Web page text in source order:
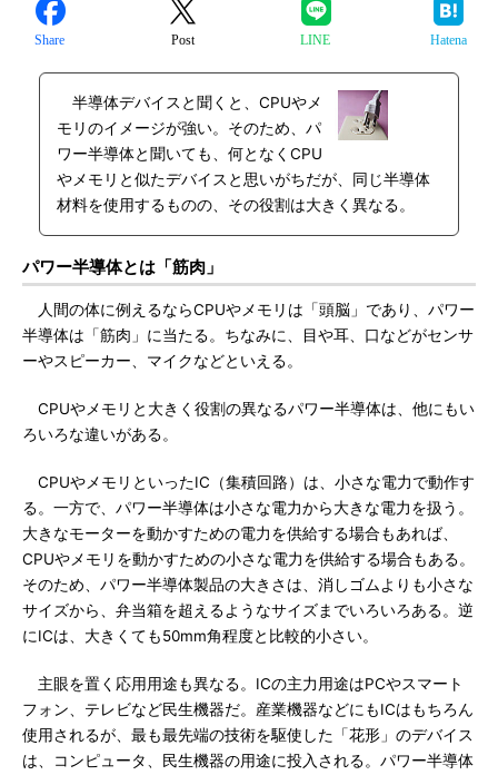
Share Post LINE Hatena
半導体デバイスと聞くと、CPUやメ
モリのイメージが強い。そのため、パ
ワー半導体と聞いても、何となくCPU
やメモリと似たデバイスと思いがちだが、同じ半導体
材料を使用するものの、その役割は大きく異なる。
パワー半導体とは「筋肉」
人間の体に例えるならCPUやメモリは「頭脳」であり、パワー
半導体は「筋肉」に当たる。ちなみに、目や耳、口などがセンサ
ーやスピーカー、マイクなどといえる。
CPUやメモリと大きく役割の異なるパワー半導体は、他にもい
ろいろな違いがある。
CPUやメモリといったIC（集積回路）は、小さな電力で動作す
る。一方で、パワー半導体は小さな電力から大きな電力を扱う。
大きなモーターを動かすための電力を供給する場合もあれば、
CPUやメモリを動かすための小さな電力を供給する場合もある。
そのため、パワー半導体製品の大きさは、消しゴムよりも小さな
サイズから、弁当箱を超えるようなサイズまでいろいろある。逆
にICは、大きくても50mm角程度と比較的小さい。
主眼を置く応用用途も異なる。ICの主力用途はPCやスマート
フォン、テレビなど民生機器だ。産業機器などにもICはもちろん
使用されるが、最も最先端の技術を駆使した「花形」のデバイス
は、コンピュータ、民生機器の用途に投入される。パワー半導体